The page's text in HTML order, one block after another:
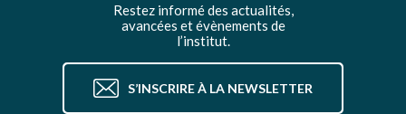
Restez informé des actualités,
avancées et évènements de
l’institut.
S’INSCRIRE À LA NEWSLETTER